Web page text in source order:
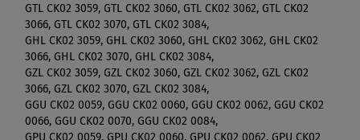
GTL CK02 3059, GTL CK02 3060, GTL CK02 3062, GTL CK02
3066, GTL CK02 3070, GTL CK02 3084,
GHL CK02 3059, GHL CK02 3060, GHL CK02 3062, GHL CK02
3066, GHL CK02 3070, GHL CK02 3084,
GZL CK02 3059, GZL CK02 3060, GZL CK02 3062, GZL CK02
3066, GZL CK02 3070, GZL CK02 3084,
GGU CK02 0059, GGU CK02 0060, GGU CK02 0062, GGU CK02
0066, GGU CK02 0070, GGU CK02 0084,
GPU CK02 0059, GPU CK02 0060, GPU CK02 0062, GPU CK02